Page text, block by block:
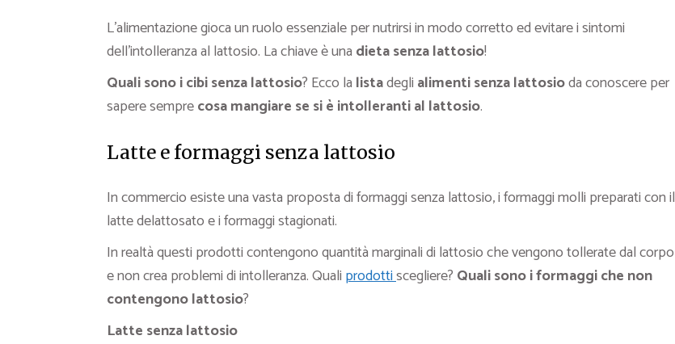
L’alimentazione gioca un ruolo essenziale per nutrirsi in modo corretto ed evitare i sintomi
dell’intolleranza al lattosio. La chiave è una dieta senza lattosio!
Quali sono i cibi senza lattosio? Ecco la listadegli alimenti senza lattosioda conoscere per
sapere semprecosa mangiare se si è intolleranti al lattosio.
Latte e formaggi senza lattosio
In commercio esiste una vasta proposta di formaggi senza lattosio, i formaggi molli preparati con il
latte delattosato e i formaggi stagionati.
In realtà questi prodotti contengono quantità marginali di lattosio che vengono tollerate dal corpo
e non crea problemi di intolleranza. Quali prodottiscegliere? Quali sono i formaggi che non
contengono lattosio?
Latte senza lattosio